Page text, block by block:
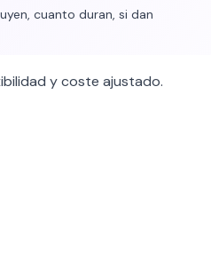
cuanto duran, si dan
y coste ajustado.